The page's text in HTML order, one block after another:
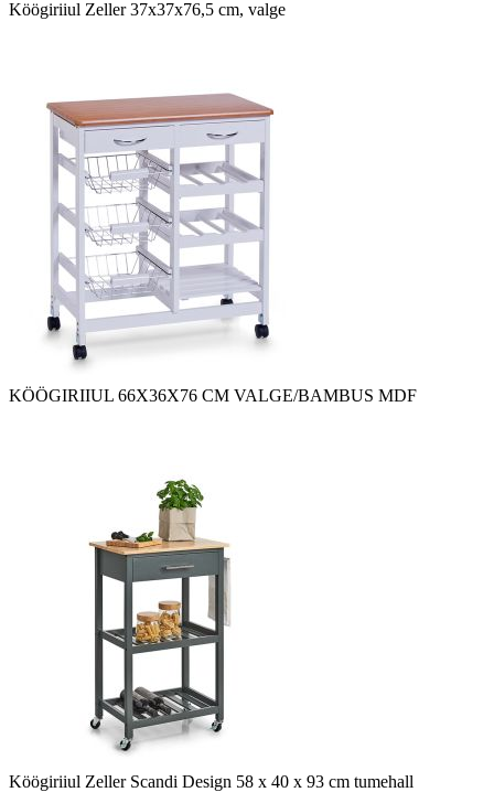
Köögiriiul Zeller 37x37x76,5 cm, valge
KÖÖGIRIIUL 66X36X76 CM VALGE/BAMBUS MDF
Köögiriiul Zeller Scandi Design 58 x 40 x 93 cm tumehall